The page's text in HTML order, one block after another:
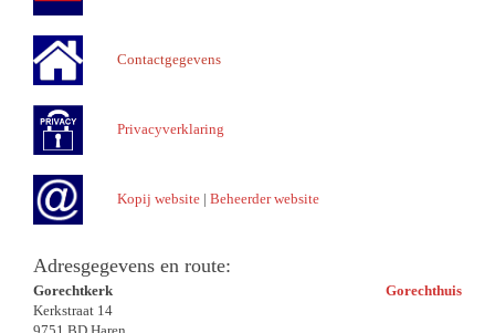
Contactgegevens
Privacyverklaring
Kopij website | Beheerder website
Adresgegevens en route:
Gorechtkerk
Gorechthuis
Kerkstraat 14